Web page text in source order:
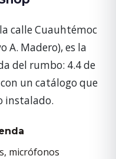
calle Cuauhtémoc
A. Madero), es la
del rumbo: 4.4 de
un catálogo que
instalado.
micrófonos